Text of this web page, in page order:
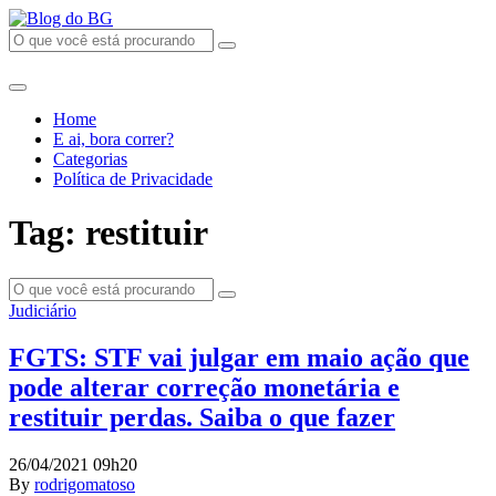
Home
E ai, bora correr?
Categorias
Política de Privacidade
Tag: restituir
Judiciário
FGTS: STF vai julgar em maio ação que
pode alterar correção monetária e
restituir perdas. Saiba o que fazer
26/04/2021 09h20
By rodrigomatoso